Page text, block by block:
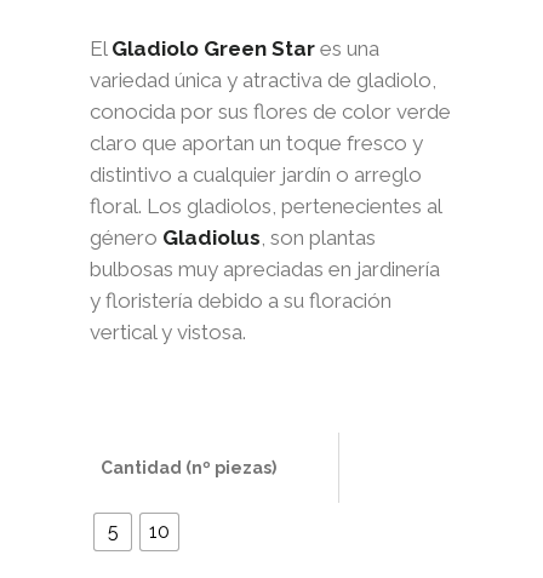
hasta
450,00 $
El Gladiolo Green Star es una
variedad única y atractiva de gladiolo,
conocida por sus flores de color verde
claro que aportan un toque fresco y
distintivo a cualquier jardín o arreglo
floral. Los gladiolos, pertenecientes al
género Gladiolus, son plantas
bulbosas muy apreciadas en jardinería
y floristería debido a su floración
vertical y vistosa.
Cantidad (nº piezas)
5 10